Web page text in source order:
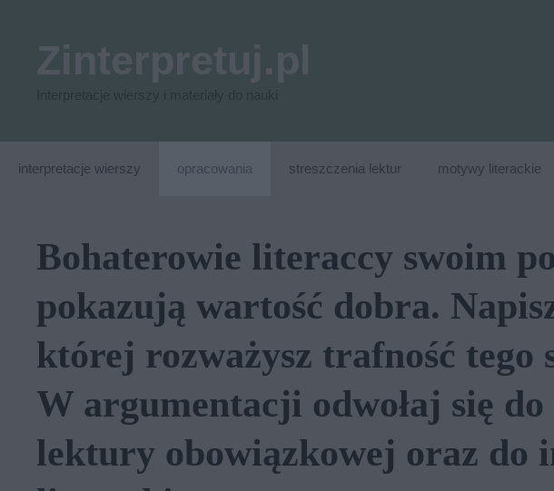
interpretacje wierszy opracowania streszczenia lektur motywy literackie
Bohaterowie literaccy swoim
pokazują wartość dobra.
której rozważysz trafność tego
W argumentacji odwołaj się
lektury obowiązkowej oraz do